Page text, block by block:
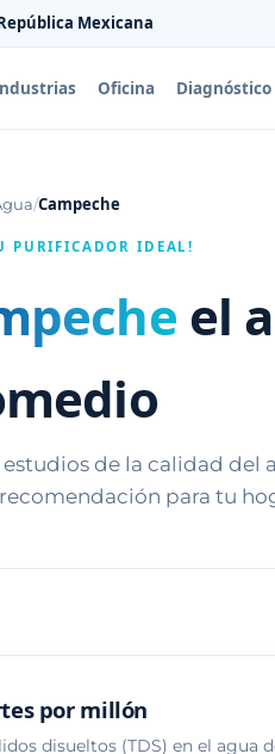
Mexicana
Oficina Diagnóstico
/Campeche
PURIFICADOR IDEAL!
el
de la calidad del
para tu
por millón
disueltos (TDS) en el agua